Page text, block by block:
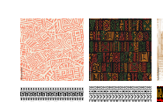
Largeur
CATÉGORIE